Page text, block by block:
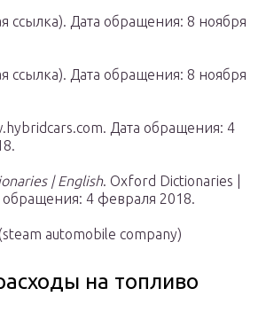
ссылка). Дата обращения: 8 ноября
ссылка). Дата обращения: 8 ноября
Дата обращения: 4
| English. Oxford Dictionaries |
обращения: 4 февраля 2018.
automobile company)
на топливо